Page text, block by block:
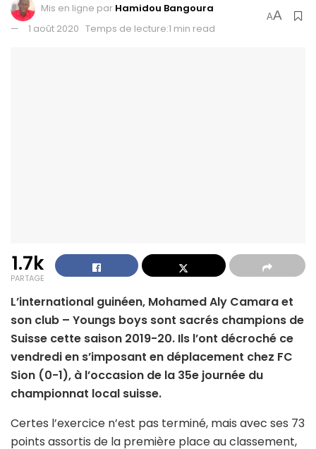
Mis en ligne par Hamidou Bangoura
1 août 2020 Temps de lecture:1 min read
AA
1.7k
PARTAGE
L’international guinéen, Mohamed Aly Camara et
son club – Youngs boys sont sacrés champions de
Suisse cette saison 2019-20. Ils l’ont décroché ce
vendredi en s’imposant en déplacement chez FC
Sion (0-1), à l’occasion de la 35e journée du
championnat local suisse.
Certes l’exercice n’est pas terminé, mais avec ses 73
points assortis de la première place au classement,